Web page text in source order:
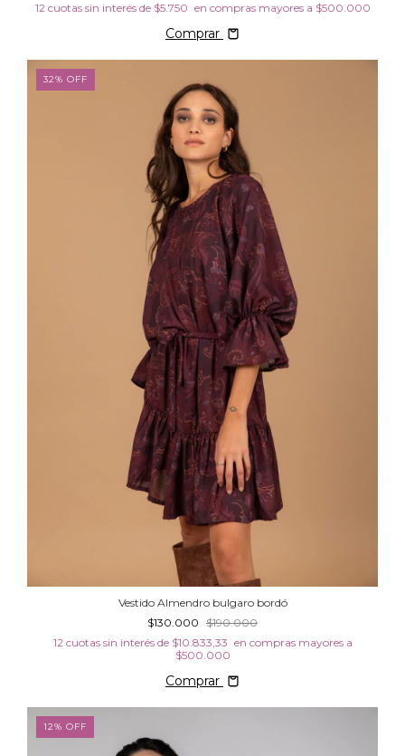
12 cuotas sin interés de $5.750
Comprar
32% OFF
Vestido Almendro bulgaro bordó
$130.000 $190.000
12 cuotas sin interés de $10.833,33
Comprar
12% OFF